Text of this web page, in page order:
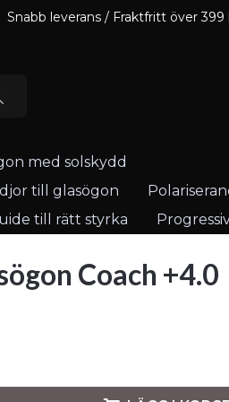
Snabb leverans / Fraktfritt över
med solskydd
till glasögon
till rätt styrka
Coach +4.0